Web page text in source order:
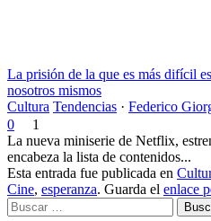
La prisión de la que es más difícil
nosotros mismos
Cultura Tendencias · Federico
0
1
La nueva miniserie de Netflix,
encabeza la lista de contenidos...
Esta entrada fue publicada en
Cine, esperanza. Guarda el enlace
Buscar